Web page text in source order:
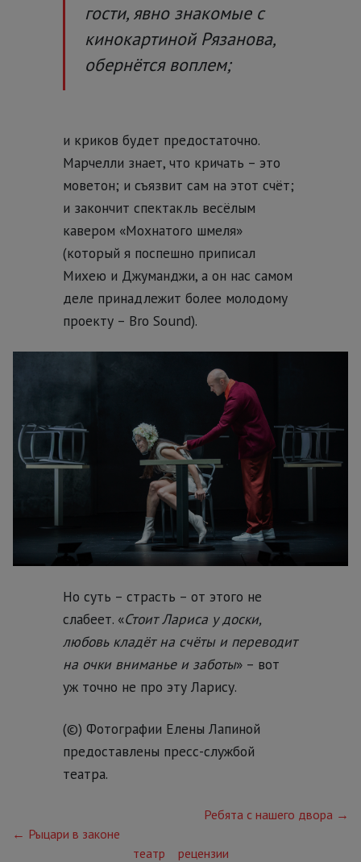
гости, явно знакомые с
кинокартиной Рязанова,
обернётся воплем;
и криков будет предостаточно.
Марчелли знает, что кричать – это
моветон; и съязвит сам на этот счёт;
и закончит спектакль весёлым
кавером «Мохнатого шмеля»
(который я поспешно приписал
Михею и Джуманджи, а он нас самом
деле принадлежит более молодому
проекту – Bro Sound).
Но суть – страсть – от этого не
слабеет. «Стоит Лариса у доски,
любовь кладёт на счёты и переводит
на очки вниманье и заботы» – вот
уж точно не про эту Ларису.
(©) Фотографии Елены Лапиной
предоставлены пресс-службой
театра.
Ребята с нашего двора →
← Рыцари в законе
театр
рецензии